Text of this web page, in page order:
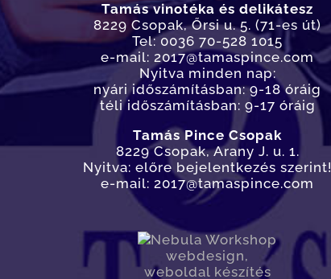
Tamás vinotéka és delikátesz
8229 Csopak, Őrsi u. 5. (71-es út)
Tel: 0036 70-528 1015
e-mail: 2017@tamaspince.com
Nyitva minden nap:
nyári időszámításban: 9-18 óráig
téli időszámításban: 9-17 óráig
Tamás Pince Csopak
8229 Csopak, Arany J. u. 1.
Nyitva: előre bejelentkezés szerint!
e-mail: 2017@tamaspince.com